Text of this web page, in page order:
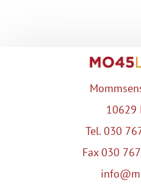
10629
Tel. 030
Fax 030